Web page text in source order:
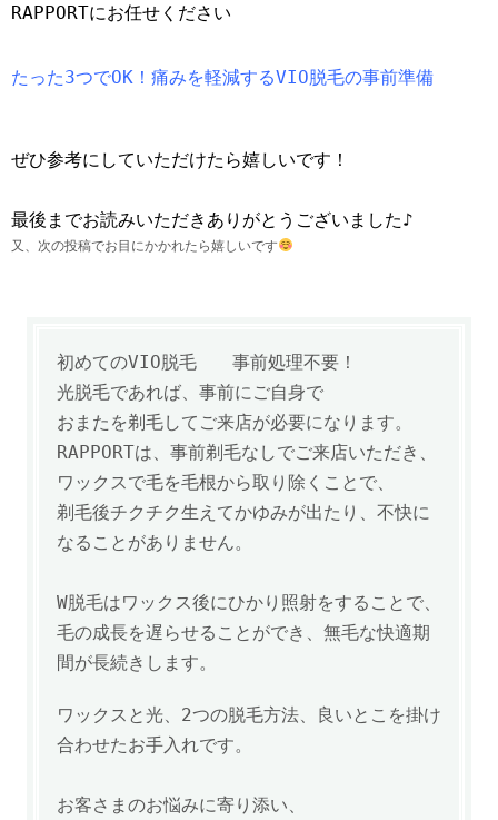
RAPPORTにお任せください
たった3つでOK！痛みを軽減するVIO脱毛の事前準備
ぜひ参考にしていただけたら嬉しいです！
最後までお読みいただきありがとうございました♪
又、次の投稿でお目にかかれたら嬉しいです
初めてのVIO脱毛 事前処理不要！
光脱毛であれば、事前にご自身で
おまたを剃毛してご来店が必要になります。
RAPPORTは、事前剃毛なしでご来店いただき、
ワックスで毛を毛根から取り除くことで、
剃毛後チクチク生えてかゆみが出たり、不快に
なることがありません。
W脱毛はワックス後にひかり照射をすることで、
毛の成長を遅らせることができ、 無毛な快適期
間が長続きします。
ワックスと光、2つの脱毛方法、良いとこを掛け
合わせたお手入れです。
お客さまのお悩みに寄り添い、